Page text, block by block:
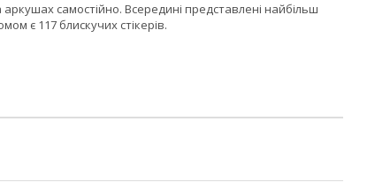
самостійно. Всередині представлені найбільш
є 117 блискучих стікерів.